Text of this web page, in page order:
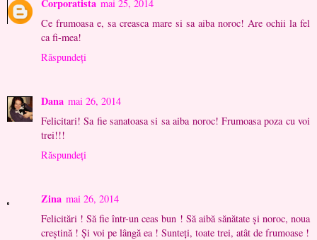
Corporatista mai 25, 2014
Ce frumoasa e, sa creasca mare si sa aiba noroc! Are ochii la fel
ca fi-mea!
Răspundeți
Dana mai 26, 2014
Felicitari! Sa fie sanatoasa si sa aiba noroc! Frumoasa poza cu voi
trei!!!
Răspundeți
Zina mai 26, 2014
Felicitări ! Să fie într-un ceas bun ! Să aibă sănătate și noroc, noua
creștină ! Și voi pe lângă ea ! Sunteți, toate trei, atât de frumoase !